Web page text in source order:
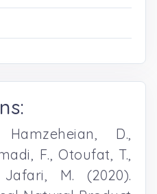
D.,
F., Otoufat, T.,
M. (2020).